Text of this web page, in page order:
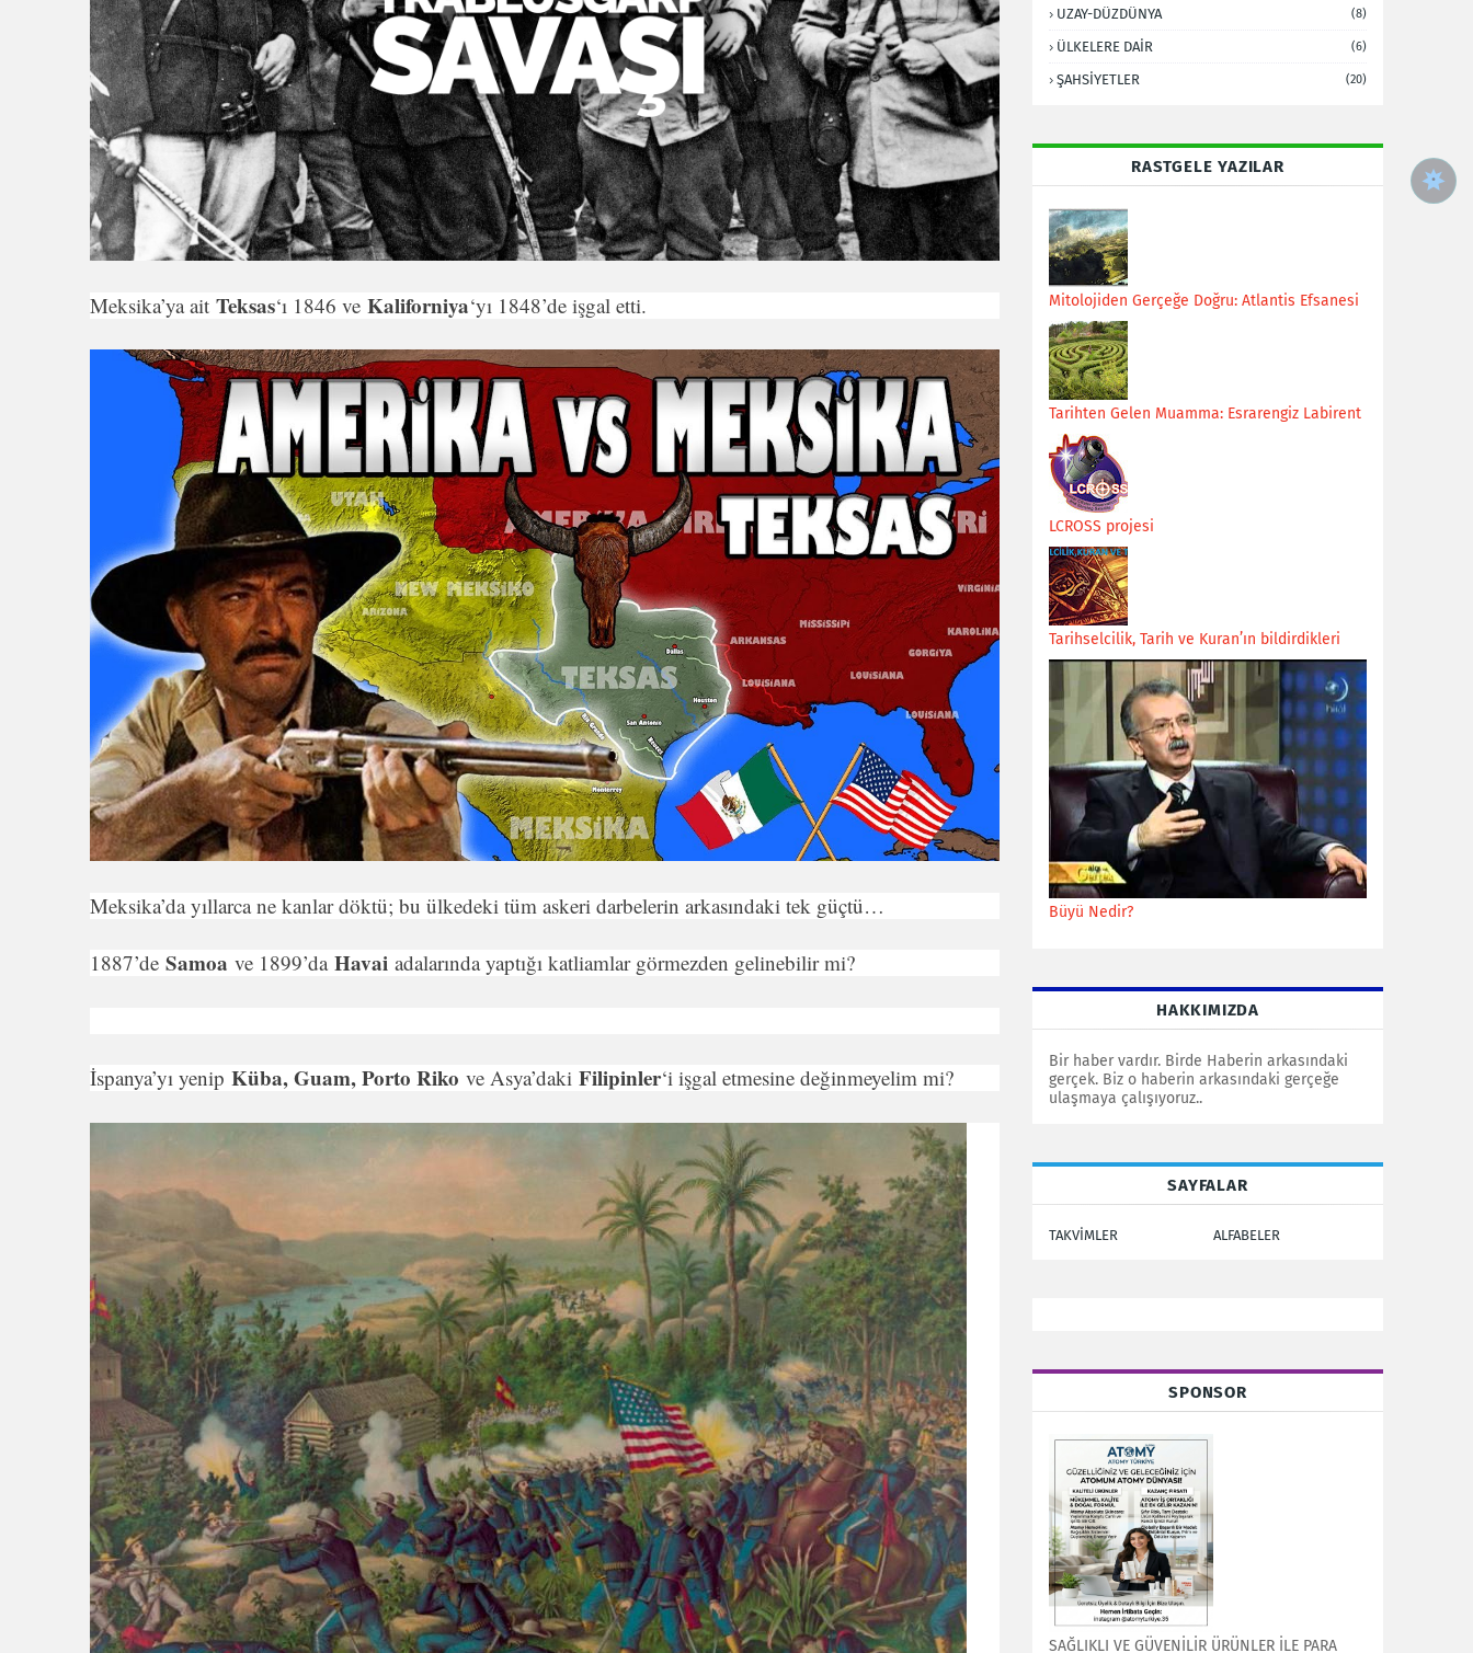
Meksika’ya ait Teksas‘ı 1846 ve Kaliforniya‘yı 1848’de işgal etti.
Mek­sika’da yıllarca ne kanlar döktü; bu ülkedeki tüm askeri darbelerin arkasındaki tek güçtü…
1887’de Samoa ve 1899’da Havai adalarında yaptığı katliamlar görmez­den gelinebilir mi?
İspanya’yı yenip Küba, Guam, Porto Riko ve Asya’daki Filipinler‘i işgal etmesine değinmeyelim mi?
UZAY-DÜZDÜNYA (8)
ÜLKELERE DAİR (6)
ŞAHSİYETLER (20)
RASTGELE YAZILAR
Mitolojiden Gerçeğe Doğru: Atlantis Efsanesi
Tarihten Gelen Muamma: Esrarengiz Labirent
LCROSS projesi
Tarihselcilik, Tarih ve Kuran’ın bildirdikleri
Büyü Nedir?
HAKKIMIZDA
Bir haber vardır. Birde Haberin arkasındaki
gerçek. Biz o haberin arkasındaki gerçeğe
ulaşmaya çalışıyoruz..
SAYFALAR
TAKVİMLER ALFABELER
SPONSOR
SAĞLIKLI VE GÜVENİLİR ÜRÜNLER İLE PARA